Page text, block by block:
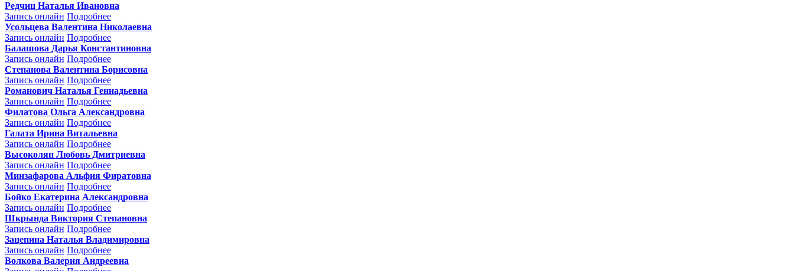
Редчиц Наталья Ивановна
Запись онлайн Подробнее
Усольцева Валентина Николаевна
Запись онлайн Подробнее
Балашова Дарья Константиновна
Запись онлайн Подробнее
Степанова Валентина Борисовна
Запись онлайн Подробнее
Романович Наталья Геннадьевна
Запись онлайн Подробнее
Филатова Ольга Александровна
Запись онлайн Подробнее
Галата Ирина Витальевна
Запись онлайн Подробнее
Высоколян Любовь Дмитриевна
Запись онлайн Подробнее
Минзафарова Альфия Фиратовна
Запись онлайн Подробнее
Бойко Екатерина Александровна
Запись онлайн Подробнее
Шкрында Виктория Степановна
Запись онлайн Подробнее
Зацепина Наталья Владимировна
Запись онлайн Подробнее
Волкова Валерия Андреевна